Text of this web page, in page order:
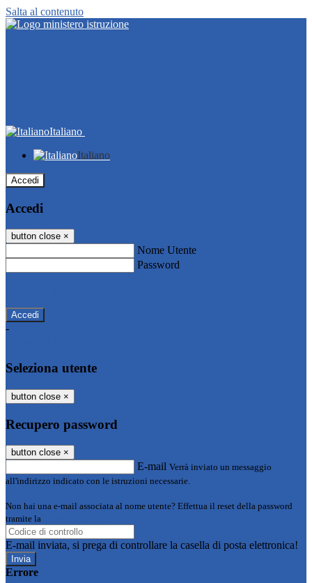
Salta al contenuto
Italiano
Italiano
Accedi
Accedi
button close ×
Nome Utente
Password
-
Seleziona utente
button close ×
Recupero password
button close ×
E-mail Verrà inviato un messaggio
all'indirizzo indicato con le istruzioni necessarie.
Non hai una e-mail associata al nome utente? Effettua il reset della password
tramite la
E-mail inviata, si prega di controllare la casella di posta elettronica!
Errore